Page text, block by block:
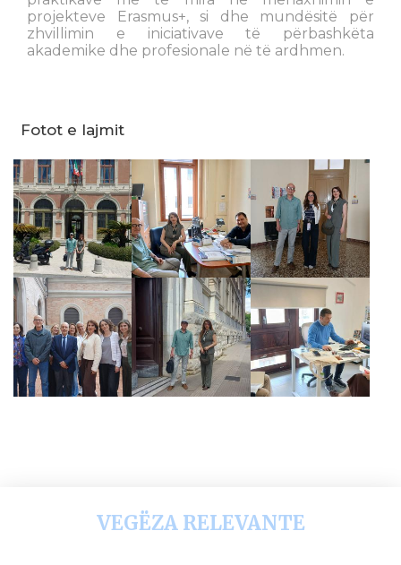
projekteve Erasmus+, si dhe mundësitë për
zhvillimin e iniciativave të përbashkëta
akademike dhe profesionale në të ardhmen.
Fotot e lajmit
VEGËZA RELEVANTE